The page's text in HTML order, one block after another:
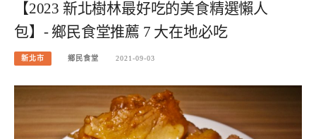
【2023 新北樹林最好吃的美食精選懶人
包】- 鄉民食堂推薦 7 大在地必吃
新北市 鄉民食堂 2021-09-03